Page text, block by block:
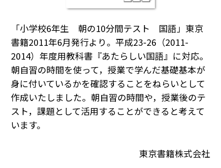
「小学校6年生 朝の10分間テスト 国語」東京
書籍2011年6月発行より。平成23-26（2011-
2014）年度用教科書『あたらしい国語』に対応。
朝自習の時間を使って，授業で学んだ基礎基本が
身に付いているかを確認することをねらいとして
作成いたしました。朝自習の時間や，授業後のテ
スト，課題として活用することができると考えて
います。
東京書籍株式会社